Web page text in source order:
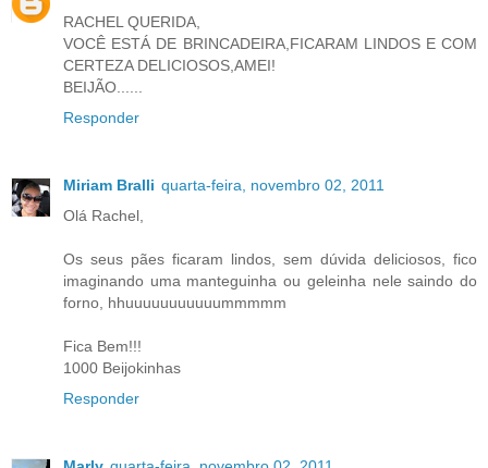
RACHEL QUERIDA,
VOCÊ ESTÁ DE BRINCADEIRA,FICARAM LINDOS E COM
CERTEZA DELICIOSOS,AMEI!
BEIJÃO......
Responder
Miriam Bralli quarta-feira, novembro 02, 2011
Olá Rachel,
Os seus pães ficaram lindos, sem dúvida deliciosos, fico
imaginando uma manteguinha ou geleinha nele saindo do
forno, hhuuuuuuuuuuummmmm
Fica Bem!!!
1000 Beijokinhas
Responder